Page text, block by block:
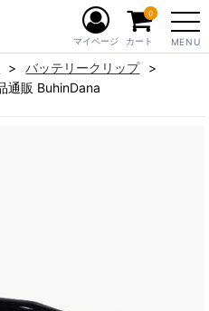
MENU
マイページ カート
0
バッテリークリップ
通販 BuhinDana